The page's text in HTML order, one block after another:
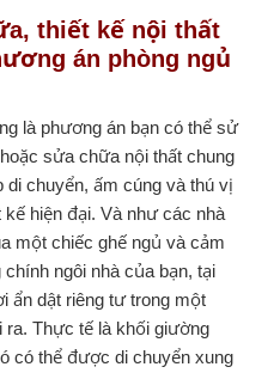
thiết kế nội thất
án phòng ngủ
là phương án bạn có thể sử
sửa chữa nội thất chung
di chuyển, ấm cúng và thú vị
hiện đại. Và như các nhà
một chiếc ghế ngủ và cảm
ngôi nhà của bạn, tại
ẩn dật riêng tư trong một
ra. Thực tế là khối giường
có thể được di chuyển xung